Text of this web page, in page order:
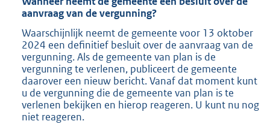
aanvraag van de vergunning?
Waarschijnlijk neemt de gemeente voor 13 oktober
2024 een definitief besluit over de aanvraag van de
vergunning. Als de gemeente van plan is de
vergunning te verlenen, publiceert de gemeente
daarover een nieuw bericht. Vanaf dat moment kunt
u de vergunning die de gemeente van plan is te
verlenen bekijken en hierop reageren. U kunt nu nog
niet reageren.